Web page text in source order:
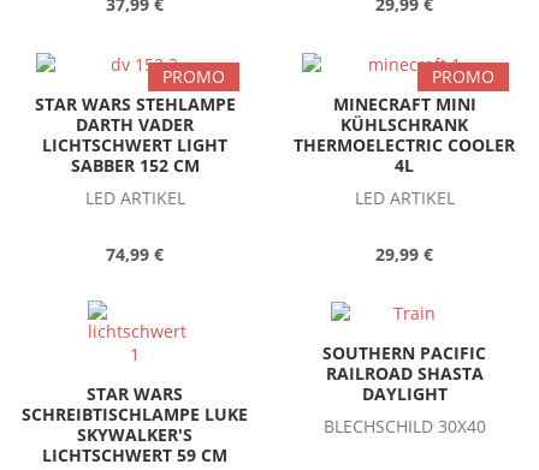
PROMO
STAR WARS STEHLAMPE
DARTH VADER
LICHTSCHWERT LIGHT
SABBER 152 CM
LED ARTIKEL
74,99 €
PROMO
MINECRAFT MINI
KÜHLSCHRANK
THERMOELECTRIC COOLER
4L
LED ARTIKEL
29,99 €
STAR WARS
SCHREIBTISCHLAMPE LUKE
SKYWALKER'S
LICHTSCHWERT 59 CM
SOUTHERN PACIFIC
RAILROAD SHASTA
DAYLIGHT
BLECHSCHILD 30X40